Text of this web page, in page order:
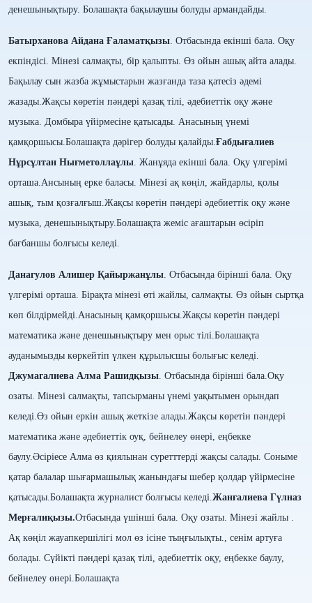
денешынықтыру. Болашақта бақылаушы болуды армандайды.
Батырханова Айдана Ғаламатқызы . Отбасында екінші бала. Оқу
екпіндісі. Мінезі салмақты, бір қалыпты. Өз ойын ашық айта алады.
Бақылау сын жазба жұмыстарын жазғанда таза қатесіз әдемі
жазады.Жақсы көретін пәндері қазақ тілі, әдебиеттік оқу және
музыка. Домбыра үйірмесіне қатысады. Анасының үнемі
қамқоршысы.Болашақта дәрігер болуды қалайды. Ғабдығалиев
Нұрсұлтан Нығметоллаұлы . Жанұяда екінші бала. Оқу үлгерімі
орташа. Ансының ерке баласы. Мінезі ақ көңіл, жайдарлы, қолы
ашық, тым қозғалғыш. Жақсы көретін пәндері әдебиеттік оқу және
музыка, денешынықтыру.Болашақта жеміс ағаштарын өсіріп
бағбаншы болғысы келеді.
Данагулов Алишер Қайыржанұлы . Отбасында бірінші бала. Оқу
үлгерімі орташа. Бірақта мінезі өті жайлы, салмақты. Өз ойын сыртқа
көп білдірмейді.Анасының қамқоршысы. Жақсы көретін пәндері
математика және денешынықтыру мен орыс тілі.Болашақта
ауданымызды көркейтіп үлкен құрылысшы болығыс келеді.
Джумагалиева Алма Рашидқызы . Отбасында бірінші бала.Оқу
озаты. Мінезі салмақты, тапсырманы үнемі уақытымен орындап
келеді.Өз ойын еркін ашық жеткізе алады. Жақсы көретін пәндері
математика және әдебиеттік оуқ, бейнелеу өнері, еңбекке
баулу. Әсіріесе Алма өз қиялынан суретттерді жақсы салады. Соныме
қатар балалар шығармашылық жанындағы шебер қолдар үйірмесіне
қатысады.Болашақта журналист болғысы келеді. Жанғалиева Гүлназ
Мерғалиқызы.Отбасында үшінші бала. Оқу озаты. Мінезі жайлы .
Ақ көңіл жауапкершілігі мол өз ісіне тыңғылықты., сенім артуға
болады. Сүйікті пәндері қазақ тілі, әдебиеттік оқу, еңбекке баулу,
бейнелеу өнері.Болашақта